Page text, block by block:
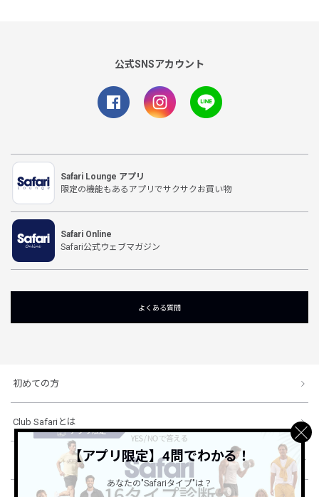
公式SNSアカウント
Safari Lounge アプリ
限定の機能もあるアプリでサクサクお買い物
Safari Online
Safari公式ウェブマガジン
よくある質問
初めての方
Club Safariとは
ショッピングガイド【アプリ限定】4問でわかる！
あなたの"Safariタイプ"は？